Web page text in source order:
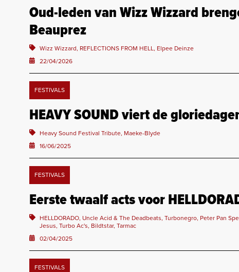
Oud-leden van Wizz Wizzard
Beauprez
Wizz Wizzard, REFLECTIONS FROM HELL, Elpee Deinze
22/04/2026
FESTIVALS
HEAVY SOUND viert de
Heavy Sound Festival Tribute, Maeke-Blyde
16/06/2025
FESTIVALS
Eerste twaalf acts voor
HELLDORADO, Uncle Acid & The Deadbeats, Turbonegro, Peter Pan
Jesus, Turbo Ac's, Bildtstar, Tarmac
02/04/2025
FESTIVALS